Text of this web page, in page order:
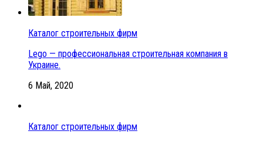
Каталог строительных фирм
Lego — профессиональная строительная компания в
Украине.
6 Май, 2020
Каталог строительных фирм